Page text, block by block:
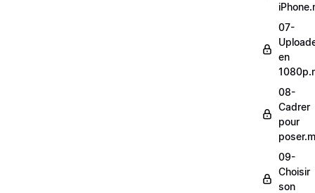
07-
en
08-
Cadrer
pour
09-
Choisir
son